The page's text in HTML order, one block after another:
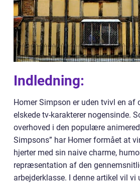
Indledning:
Homer Simpson er uden tvivl en af
elskede tv-karakterer nogensinde.
overhoved i den populære
Simpsons” har Homer formået at
hjerter med sin naive charme,
repræsentation af den
arbejderklasse. I denne artikel vil vi